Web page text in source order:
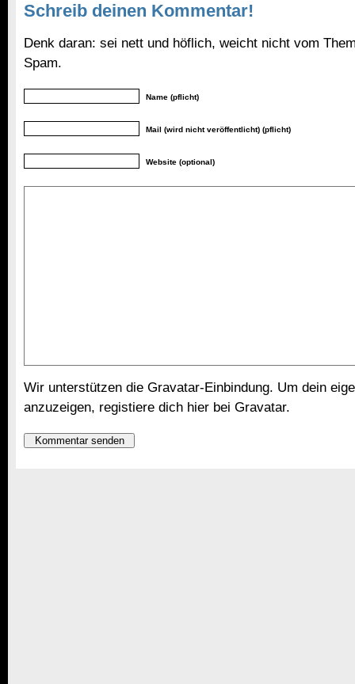
Schreib deinen Kommentar!
Denk daran: sei nett und höflich, weicht nicht vom
Spam.
Name (pflicht)
Mail (wird nicht veröffentlicht) (pflicht)
Website (optional)
Wir unterstützen die Gravatar-Einbindung. Um dein
anzuzeigen, registiere dich hier bei Gravatar.